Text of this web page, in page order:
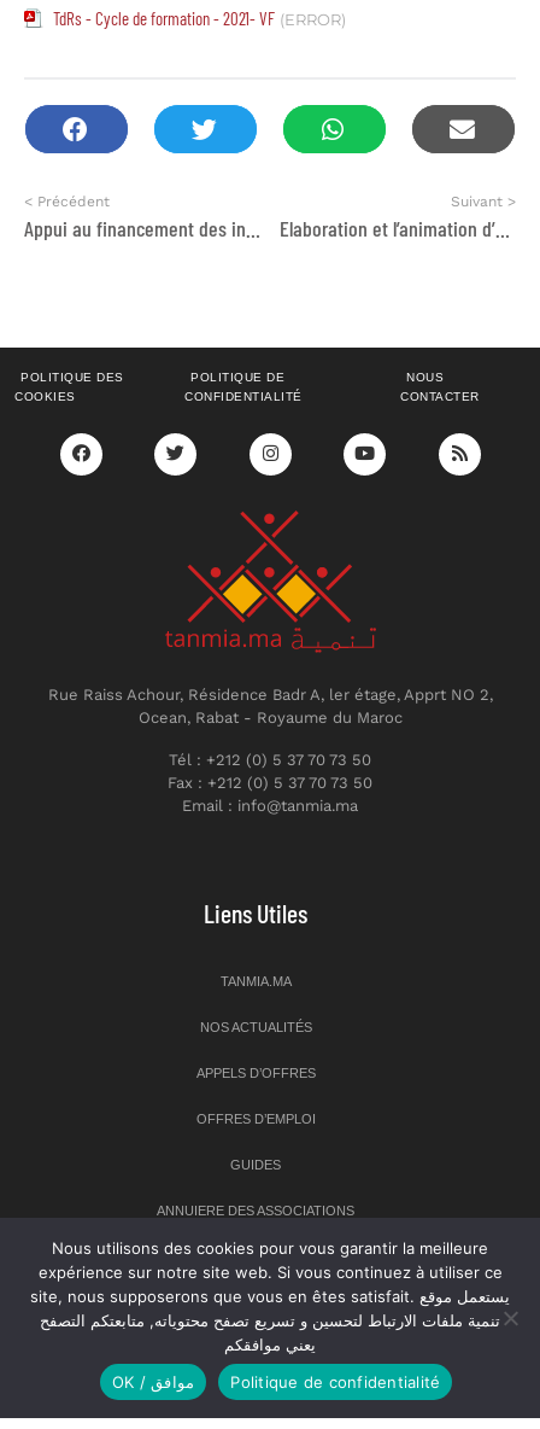
TdRs - Cycle de formation - 2021- VF (ERROR)
< Précédent Suivant >
Elaboration et l’animation d’un cycle de formation
POLITIQUE DES
COOKIES
POLITIQUE DE
CONFIDENTIALITÉ
NOUS
CONTACTER
Rue Raiss Achour, Résidence Badr A, ler étage, Apprt NO 2,
Ocean, Rabat - Royaume du Maroc
Tél : +212 (0) 5 37 70 73 50
Fax : +212 (0) 5 37 70 73 50
Email : info@tanmia.ma
Liens Utiles
TANMIA.MA
NOS ACTUALITÉS
APPELS D’OFFRES
OFFRES D’EMPLOI
GUIDES
ANNUIERE DES ASSOCIATIONS
Newsletter
Inscrivez-vous à notre newsletter pour recevoir les dernières
nouvelles sur TANMIA
Nous utilisons des cookies pour vous garantir la meilleure
expérience sur notre site web. Si vous continuez à utiliser ce
site, nous supposerons que vous en êtes satisfait. يستعمل موقع
تنمية ملفات الارتباط لتحسين و تسريع تصفح محتوياته, متابعتكم التصفح
يعني موافقكم
OK / موافق
Politique de confidentialité